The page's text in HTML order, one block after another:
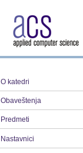
O katedri
Obaveštenja
Predmeti
Nastavnici